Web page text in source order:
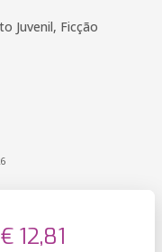
Juvenil, Ficção
€ 12,81